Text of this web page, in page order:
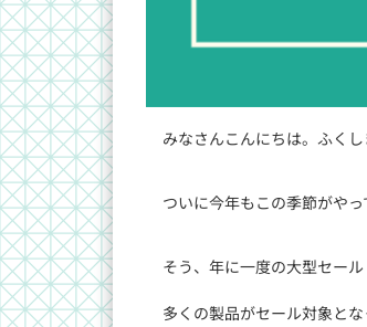
みなさんこんにちは。ふく
ついに今年もこの季節がやっ
そう、年に一度の大型セー
多くの製品がセール対象と